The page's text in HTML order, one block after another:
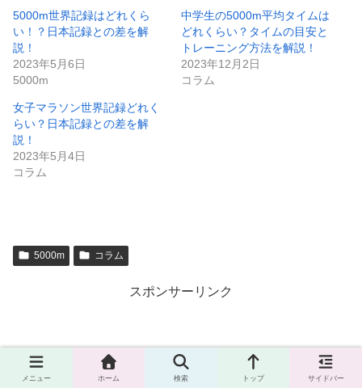
5000m世界記録はどれくら
い！？日本記録との差を解
説！
2023年5月6日
5000m
中学生の5000m平均タイムは
どれくらい？タイムの目安と
トレーニング方法を解説！
2023年12月2日
コラム
女子マラソン世界記録どれく
らい？日本記録との差を解
説！
2023年5月4日
コラム
5000m コラム
スポンサーリンク
メニュー ホーム 検索 トップ サイドバー